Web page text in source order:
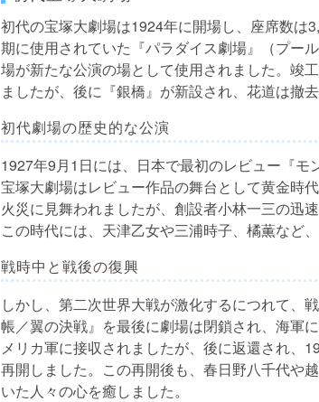
初代の宝塚大劇場は1924年に開場し、座席数は
期に使用されていた『パラダイス劇場』（プー
場が新たな公演の場として使用されました。竣
ましたが、後に『銀橋』が新設され、花道は撤去
初代劇場の歴史的な公演
1927年9月1日には、日本で最初のレビュー『モ
宝塚大劇場はレビュー作品の舞台として黄金時
火災に見舞われましたが、創設者小林一三の迅
この時代には、天津乙女や三浦時子、橘薫など
戦時中と戦後の復興
しかし、第二次世界大戦が激化するにつれて、
帳／翼の決戦』を最後に劇場は閉鎖され、海軍
メリカ軍に接収されましたが、後に返還され、
再開しました。この再開後も、春日野八千代や
いた人々の心を癒しました。